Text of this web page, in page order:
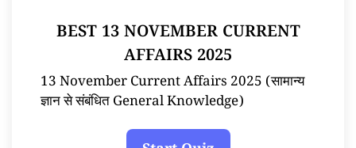
BEST 13 NOVEMBER CURRENT
AFFAIRS 2025
13 November Current Affairs 2025 (सामान्य
ज्ञान से संबंधित General Knowledge)